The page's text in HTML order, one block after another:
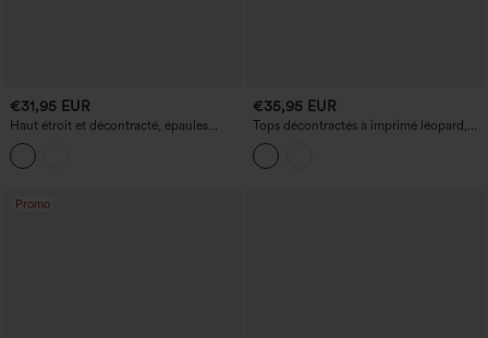
€31,95 EUR
Haut étroit et décontracté, épaules
découvertes, à fronces
€35,95 EUR
Tops décontractés à imprimé léopard,
épaules dénudées et manches longues
Promo